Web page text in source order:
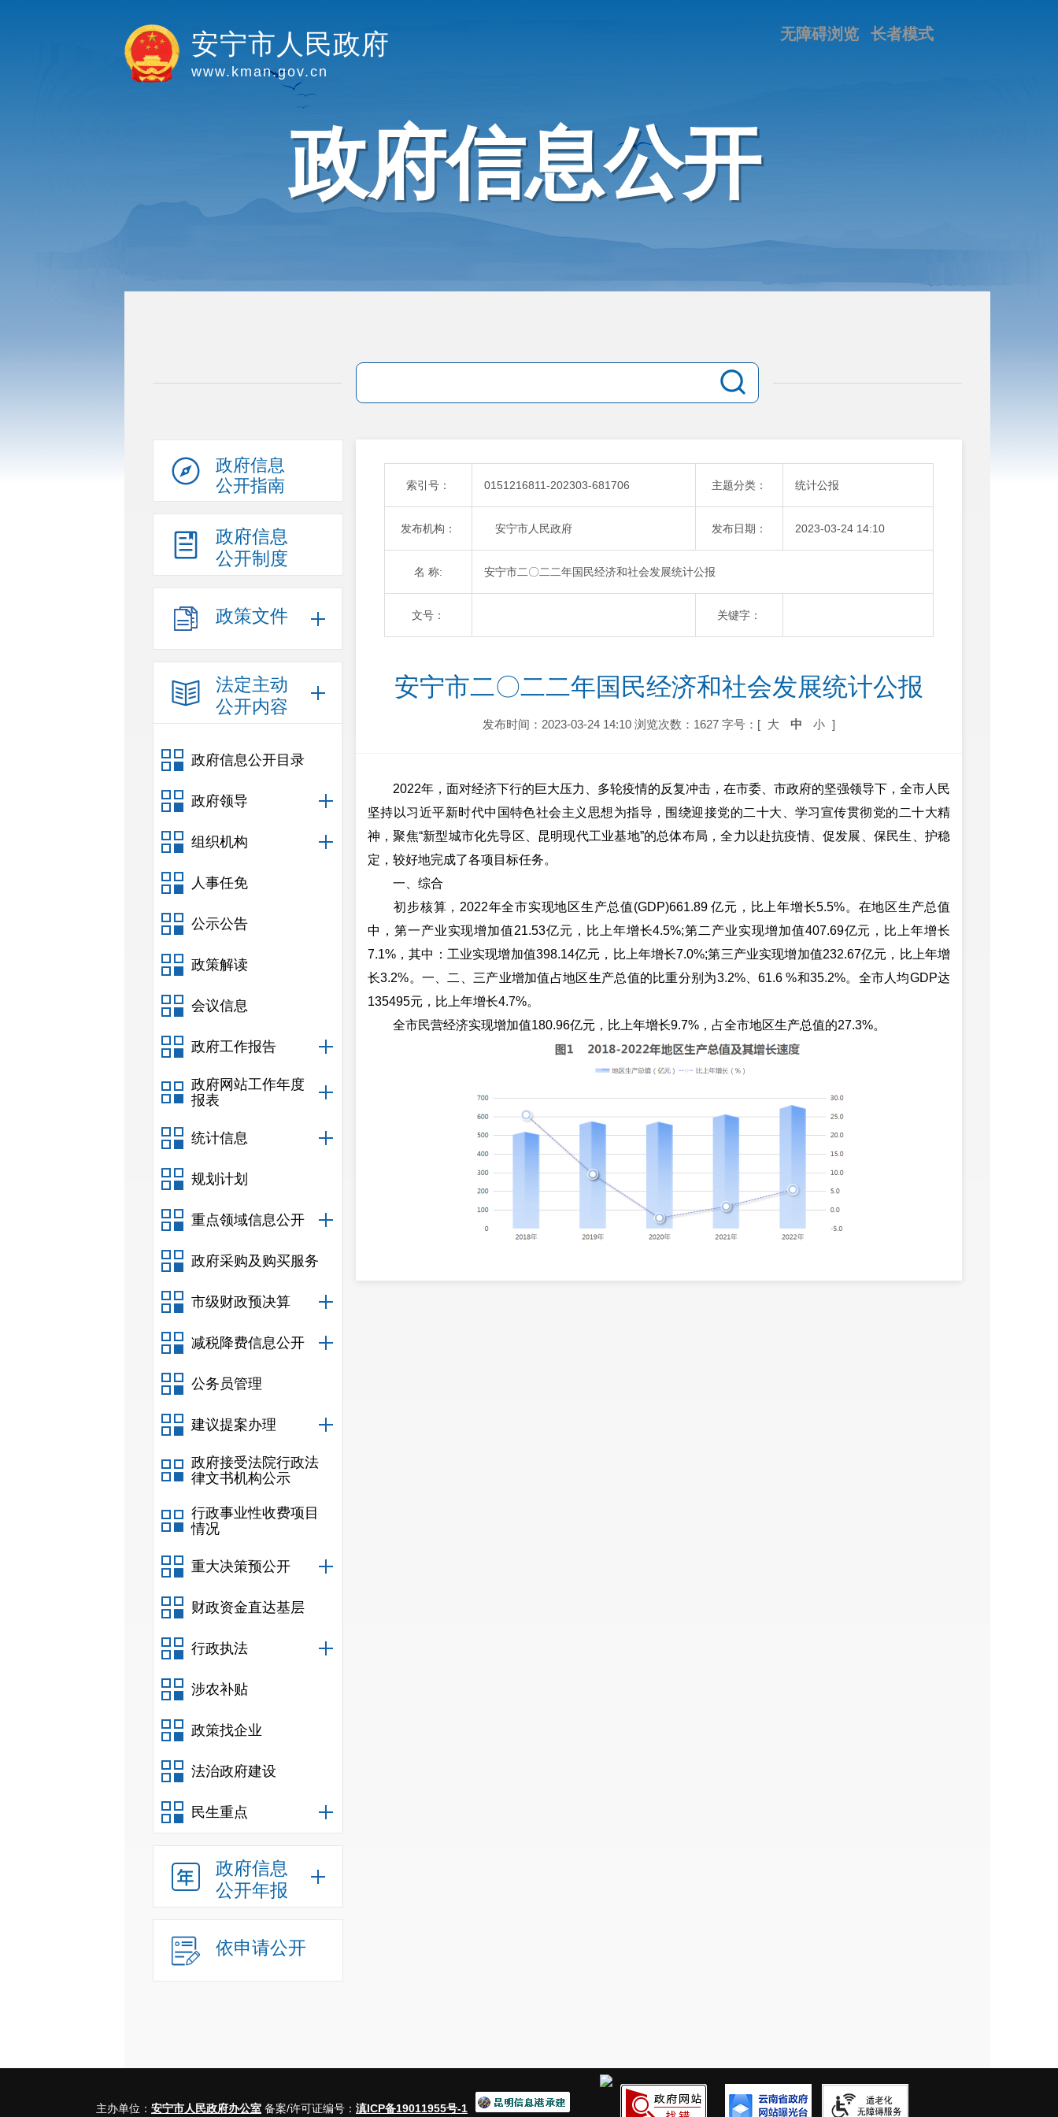
长者模式
无障碍浏览
安宁市人民政府
www.kman.gov.cn
政府信息公开
政府信息
公开指南
政府信息
公开制度
政策文件
法定主动
公开内容
政府信息公开目录
政府领导
组织机构
人事任免
公示公告
政策解读
会议信息
政府工作报告
政府网站工作年度
报表
统计信息
规划计划
重点领域信息公开
政府采购及购买服务
市级财政预决算
减税降费信息公开
公务员管理
建议提案办理
政府接受法院行政法
律文书机构公示
行政事业性收费项目
情况
重大决策预公开
财政资金直达基层
行政执法
涉农补贴
政策找企业
法治政府建设
民生重点
政府信息
公开年报
依申请公开
索引号： 0151216811-202303-681706 主题分类： 统计公报
发布机构： 安宁市人民政府 发布日期： 2023-03-24 14:10
名 称: 安宁市二〇二二年国民经济和社会发展统计公报
文号： 关键字：
安宁市二〇二二年国民经济和社会发展统计公报
发布时间：2023-03-24 14:10 浏览次数：1627 字号：[ 大 中 小 ]
2022年，面对经济下行的巨大压力、多轮疫情的反复冲击，在市委、市政府的坚强领导下，全市人民
坚持以习近平新时代中国特色社会主义思想为指导，围绕迎接党的二十大、学习宣传贯彻党的二十大精
神，聚焦“新型城市化先导区、昆明现代工业基地”的总体布局，全力以赴抗疫情、促发展、保民生、护稳
定，较好地完成了各项目标任务。
一、综合
初步核算，2022年全市实现地区生产总值(GDP)661.89 亿元，比上年增长5.5%。在地区生产总值
中，第一产业实现增加值21.53亿元，比上年增长4.5%;第二产业实现增加值407.69亿元，比上年增长
7.1%，其中：工业实现增加值398.14亿元，比上年增长7.0%;第三产业实现增加值232.67亿元，比上年增
长3.2%。一、二、三产业增加值占地区生产总值的比重分别为3.2%、61.6 %和35.2%。全市人均GDP达
135495元，比上年增长4.7%。
全市民营经济实现增加值180.96亿元，比上年增长9.7%，占全市地区生产总值的27.3%。
主办单位： 安宁市人民政府办公室 备案/许可证编号： 滇ICP备19011955号-1